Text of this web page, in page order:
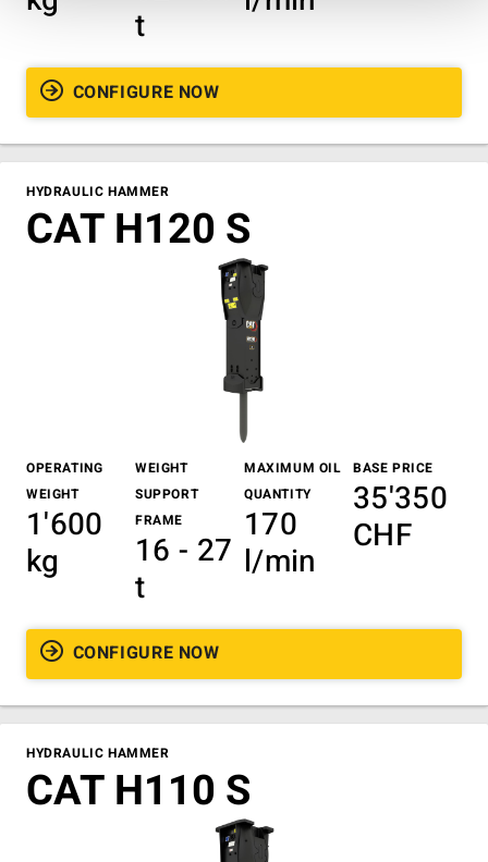
t
CONFIGURE NOW
HYDRAULIC HAMMER
CAT H120 S
OPERATING
WEIGHT
1'600
kg
WEIGHT
SUPPORT
FRAME
16 - 27
t
MAXIMUM OIL
QUANTITY
170
l/min
BASE PRICE
35'350
CHF
CONFIGURE NOW
HYDRAULIC HAMMER
CAT H110 S